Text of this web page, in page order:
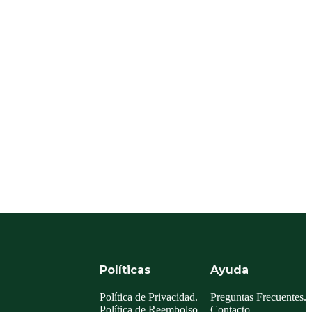
Políticas
Política de Privacidad.
Política de Reembolso.
Ayuda
Preguntas Frecuentes.
Contacto.